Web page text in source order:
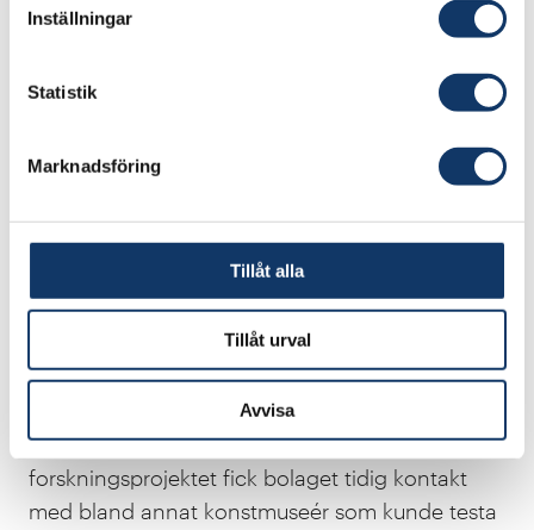
Inställningar
Statistik
Marknadsföring
Tillåt alla
Tillåt urval
Avvisa
distributör. Nästa produkt, som ska släppas till
fukt och dålig lukt. Samtidigt hägrar en större
- Vi har kontakt med flera tillverkare som testar
Nu är utmaningen att skala upp produktionen.
Adsorbi planerar därför att ta in mer kapital och
Enligt Hanna Johansson finns två förklaringar till
Adsorbis snabba resa från labb till marknad. Den
första är tidiga kunder. Genom
forskningsprojektet fick bolaget tidig kontakt
med bland annat konstmuseér som kunde testa